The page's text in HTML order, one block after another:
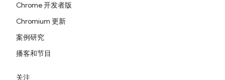
Chrome 开发者版
Chromium 更新
案例研究
播客和节目
关注